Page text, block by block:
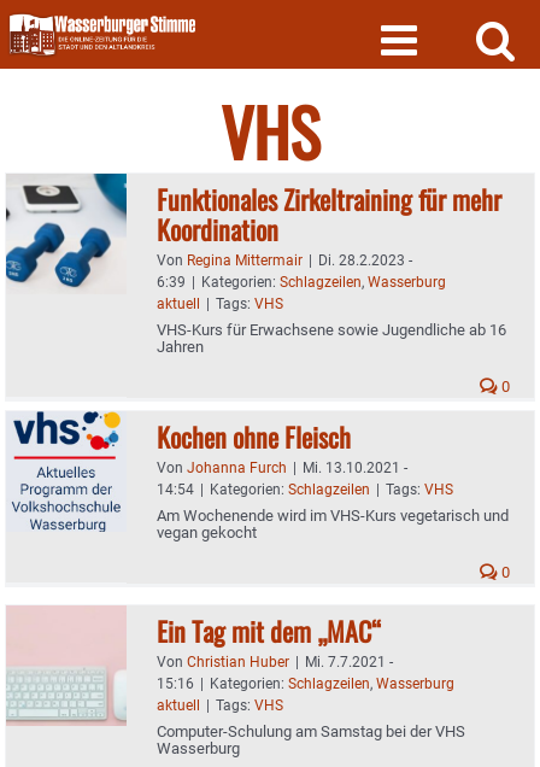
Skip
to
content
VHS
Funktionales Zirkeltraining für mehr
Koordination
Von Regina Mittermair | Di. 28.2.2023 -
6:39 | Kategorien: Schlagzeilen, Wasserburg
aktuell | Tags: VHS
VHS-Kurs für Erwachsene sowie Jugendliche ab 16
Jahren
0
Kochen ohne Fleisch
Von Johanna Furch | Mi. 13.10.2021 -
14:54 | Kategorien: Schlagzeilen | Tags: VHS
Am Wochenende wird im VHS-Kurs vegetarisch und
vegan gekocht
0
Ein Tag mit dem „MAC“
Von Christian Huber | Mi. 7.7.2021 -
15:16 | Kategorien: Schlagzeilen, Wasserburg
aktuell | Tags: VHS
Computer-Schulung am Samstag bei der VHS
Wasserburg